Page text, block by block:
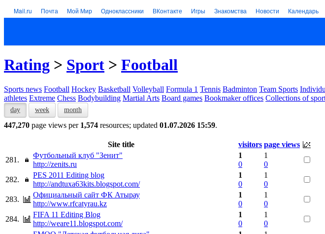
Mail.ru Почта Мой Мир Одноклассники ВКонтакте Игры Знакомства Новости Календарь
Rating > Sport > Football
Sports news Football Hockey Basketball Volleyball Formula 1 Tennis Badminton Team Sports
athletes Extreme Chess Bodybuilding Martial Arts Board games Bookmaker offices Collections of
day week month
447,270 page views per 1,574 resources; updated 01.07.2026 15:59.
Site title visitors page views
281.
Футбольный клуб "Зенит"
http://zenits.ru
1
0
1
0
282.
PES 2011 Editing blog
http://andtuxa63kits.blogspot.com/
1
0
1
0
283.
Официальный сайт ФК Атырау
http://www.rfcatyrau.kz
1
0
1
0
284.
FIFA 11 Editing Blog
http://weare11.blogspot.com/
1
0
1
0